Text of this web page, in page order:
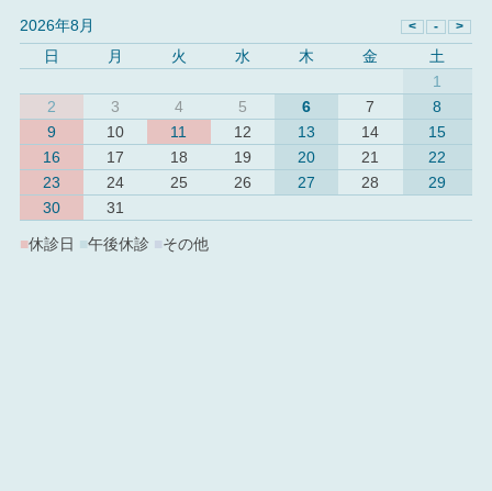
2026年8月
日
月 火 水 木 金
土
1
2
3 4 5 6 7
8
9
10 11 12 13 14
15
16
17 18 19 20 21
22
23
24 25 26 27 28
29
30
31
■休診日 ■午後休診 その他